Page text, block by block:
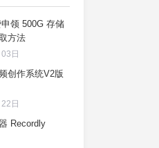
领 500G 存储
方法
日
创作系统V2版
日
Recordly